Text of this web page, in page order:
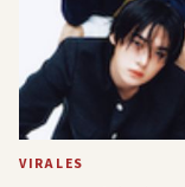
VIRALES